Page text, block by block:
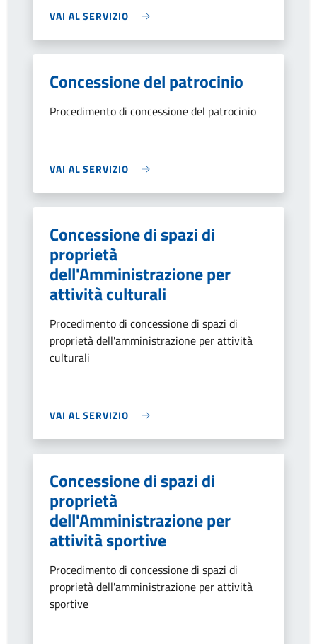
VAI AL SERVIZIO
Concessione del patrocinio
Procedimento di concessione del patrocinio
VAI AL SERVIZIO
Concessione di spazi di
proprietà
dell'Amministrazione per
attività culturali
Procedimento di concessione di spazi di
proprietà dell'amministrazione per attività
culturali
VAI AL SERVIZIO
Concessione di spazi di
proprietà
dell'Amministrazione per
attività sportive
Procedimento di concessione di spazi di
proprietà dell'amministrazione per attività
sportive